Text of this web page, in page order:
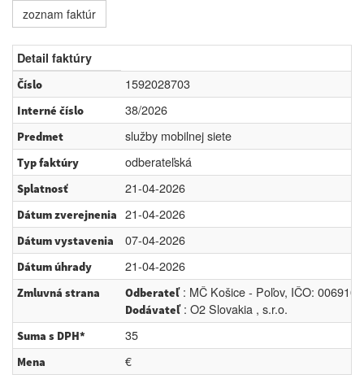
zoznam faktúr
Detail faktúry
Číslo 1592028703
Interné číslo 38/2026
Predmet služby mobilnej siete
Typ faktúry odberateľská
Splatnosť 21-04-2026
Dátum zverejnenia 21-04-2026
Dátum vystavenia 07-04-2026
Dátum úhrady 21-04-2026
Zmluvná strana Odberateľ: MČ Košice - Poľov, IČO:
Dodávateľ: O2 Slovakia , s.r.o.
Suma s DPH* 35
Mena €